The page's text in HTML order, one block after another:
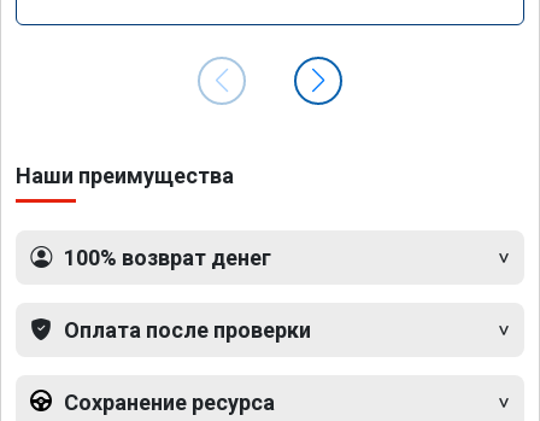
Наши преимущества
100% возврат денег
Оплата после проверки
Сохранение ресурса